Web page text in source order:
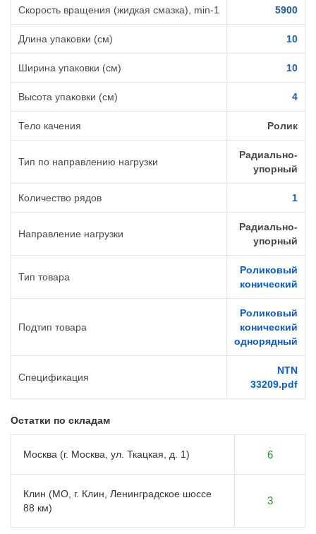
Скорость вращения (жидкая смазка), min-1 5900
Длина упаковки (см) 10
Ширина упаковки (см) 10
Высота упаковки (см) 4
Тело качения Ролик
Тип по направлению нагрузки
Радиально-
упорный
Количество рядов 1
Направление нагрузки
Радиально-
упорный
Тип товара
Роликовый
конический
Подтип товара
Роликовый
конический
однорядный
Спецификация
NTN
33209.pdf
Остатки по складам
Москва (г. Москва, ул. Ткацкая, д. 1) 6
Клин (МО, г. Клин, Ленинградское шоссе
88 км)
3